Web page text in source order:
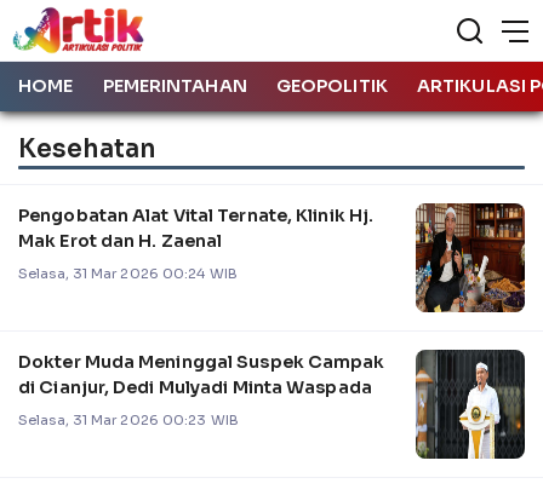
HOME PEMERINTAHAN GEOPOLITIK ARTIKULASI
Kesehatan
Pengobatan Alat Vital Ternate, Klinik Hj.
Mak Erot dan H. Zaenal
Selasa, 31 Mar 2026 00:24 WIB
Dokter Muda Meninggal Suspek Campak
di Cianjur, Dedi Mulyadi Minta Waspada
Selasa, 31 Mar 2026 00:23 WIB